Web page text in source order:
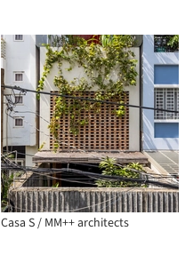
Casa S / MM++ architects